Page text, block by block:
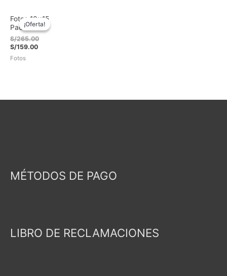
¡Oferta!
¡Oferta!
Fotos 10×15
Pack 315
S/265.00El
S/159.00El
Fotos
MÉTODOS DE PAGO
LIBRO DE RECLAMACIONES